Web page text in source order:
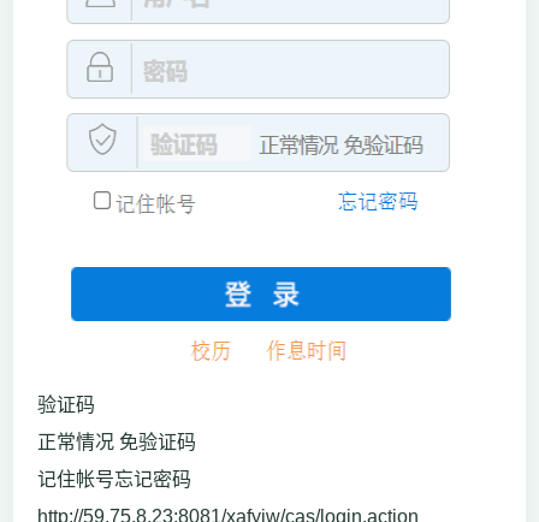
验证码
正常情况 免验证码
记住帐号忘记密码
http://59.75.8.23:8081/xafyjw/cas/login.action